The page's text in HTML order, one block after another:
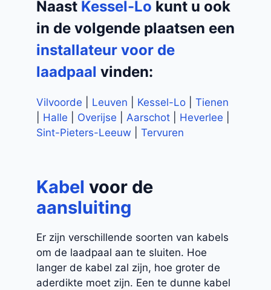
Naast Kessel-Lo kunt u ook
in de volgende plaatsen een
installateur voor de
laadpaal vinden:
Vilvoorde Leuven Kessel-Lo
Tienen
Halle Overijse Aarschot Heverlee
Sint-Pieters-Leeuw
Tervuren
Kabel voor de
aansluiting
Er zijn verschillende soorten van kabels
om de laadpaal aan te sluiten. Hoe
langer de kabel zal zijn, hoe groter de
aderdikte moet zijn. Een te dunne kabel